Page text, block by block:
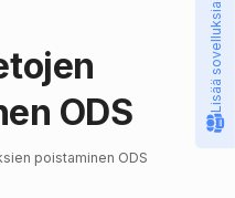
ODS
poistaminen ODS
Lisää sovelluksia